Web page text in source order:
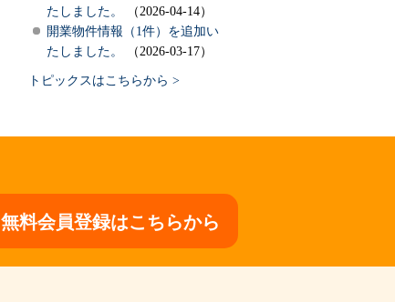
たしました。
（2026-04-14）
開業物件情報（1件）を追加い
たしました。
（2026-03-17）
トピックスはこちらから >
無料会員登録はこちらから